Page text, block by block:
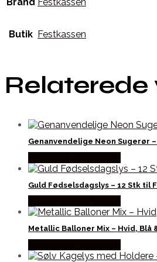
Brand Festkassen
Butik Festkassen
Relaterede
Genanvendelige Neon Sugerør
Guld Fødselsdagslys – 12 Stk til
Metallic Balloner Mix – Hvid, Blå